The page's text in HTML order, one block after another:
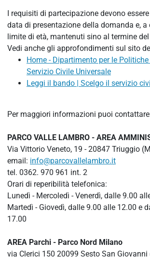
I requisiti di partecipazione devono
data di presentazione della domanda e, a
limite di età, mantenuti sino al termine
Vedi anche gli approfondimenti sul sito
Home - Dipartimento per le
Servizio Civile Universale
Leggi il bando | Scelgo il servizio
Per maggiori informazioni puoi
PARCO VALLE LAMBRO - AREA
Via Vittorio Veneto, 19 - 20847 Triuggio
email: info@parcovallelambro.it
tel. 0362. 970 961 int. 2
Orari di reperibilità telefonica:
Lunedì - Mercoledì - Venerdì, dalle 9.00
Martedì - Giovedì, dalle 9.00 alle 12.00 e
17.00
AREA Parchi - Parco Nord Milano
via Clerici 150 20099 Sesto San Giovanni